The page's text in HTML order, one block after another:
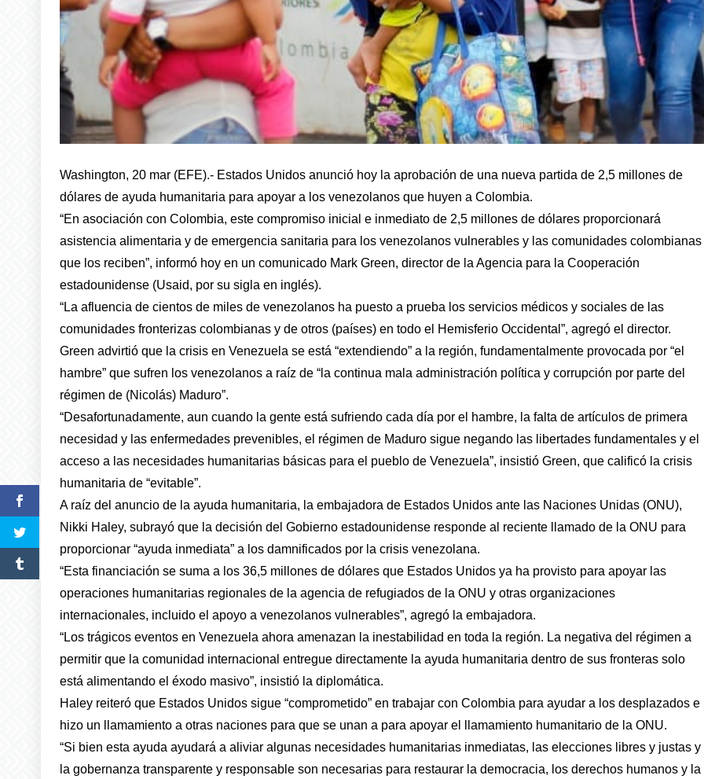
Washington, 20 mar (EFE).- Estados Unidos anunció hoy la aprobación de una nueva partida de 2,5 millones de
dólares de ayuda humanitaria para apoyar a los venezolanos que huyen a Colombia.
“En asociación con Colombia, este compromiso inicial e inmediato de 2,5 millones de dólares proporcionará
asistencia alimentaria y de emergencia sanitaria para los venezolanos vulnerables y las comunidades colombianas
que los reciben”, informó hoy en un comunicado Mark Green, director de la Agencia para la Cooperación
estadounidense (Usaid, por su sigla en inglés).
“La afluencia de cientos de miles de venezolanos ha puesto a prueba los servicios médicos y sociales de las
comunidades fronterizas colombianas y de otros (países) en todo el Hemisferio Occidental”, agregó el director.
Green advirtió que la crisis en Venezuela se está “extendiendo” a la región, fundamentalmente provocada por “el
hambre” que sufren los venezolanos a raíz de “la continua mala administración política y corrupción por parte del
régimen de (Nicolás) Maduro”.
“Desafortunadamente, aun cuando la gente está sufriendo cada día por el hambre, la falta de artículos de primera
necesidad y las enfermedades prevenibles, el régimen de Maduro sigue negando las libertades fundamentales y el
acceso a las necesidades humanitarias básicas para el pueblo de Venezuela”, insistió Green, que calificó la crisis
humanitaria de “evitable”.
A raíz del anuncio de la ayuda humanitaria, la embajadora de Estados Unidos ante las Naciones Unidas (ONU),
Nikki Haley, subrayó que la decisión del Gobierno estadounidense responde al reciente llamado de la ONU para
proporcionar “ayuda inmediata” a los damnificados por la crisis venezolana.
“Esta financiación se suma a los 36,5 millones de dólares que Estados Unidos ya ha provisto para apoyar las
operaciones humanitarias regionales de la agencia de refugiados de la ONU y otras organizaciones
internacionales, incluido el apoyo a venezolanos vulnerables”, agregó la embajadora.
“Los trágicos eventos en Venezuela ahora amenazan la inestabilidad en toda la región. La negativa del régimen a
permitir que la comunidad internacional entregue directamente la ayuda humanitaria dentro de sus fronteras solo
está alimentando el éxodo masivo”, insistió la diplomática.
Haley reiteró que Estados Unidos sigue “comprometido” en trabajar con Colombia para ayudar a los desplazados e
hizo un llamamiento a otras naciones para que se unan a para apoyar el llamamiento humanitario de la ONU.
“Si bien esta ayuda ayudará a aliviar algunas necesidades humanitarias inmediatas, las elecciones libres y justas y
la gobernanza transparente y responsable son necesarias para restaurar la democracia, los derechos humanos y la